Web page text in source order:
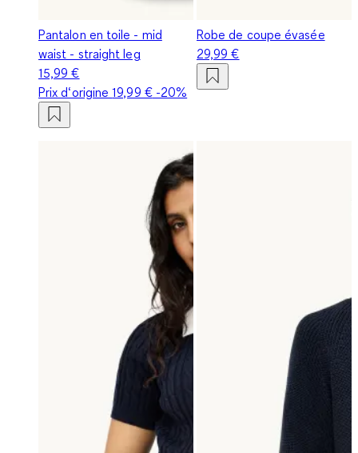
Pantalon en toile - mid
waist - straight leg
15,99 €
Prix d‘origine19,99 €-20%
Robe de coupe évasée
29,99 €